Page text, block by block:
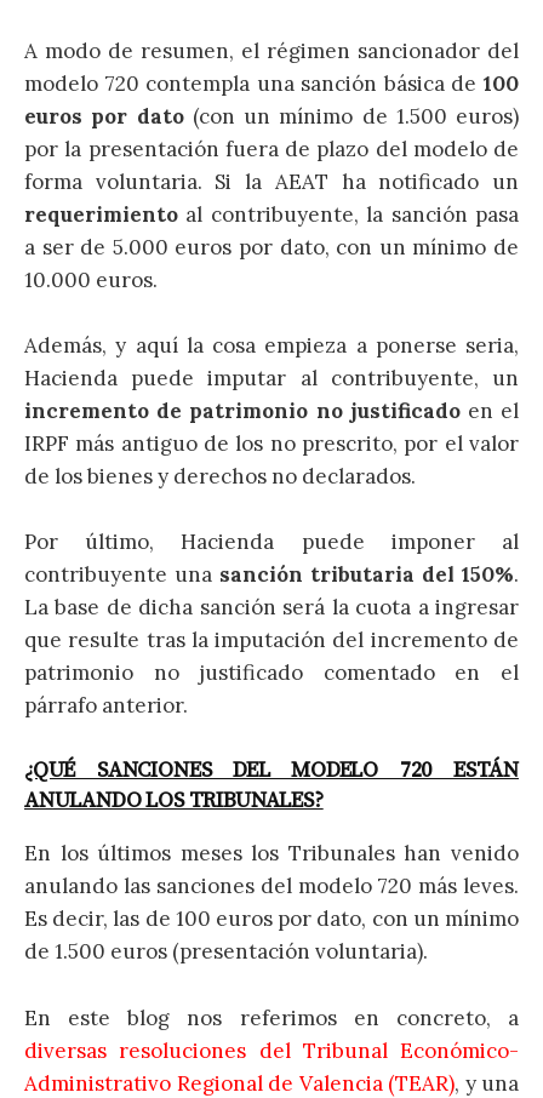
A modo de resumen, el régimen sancionador del
modelo 720 contempla una sanción básica de 100
euros por dato(con un mínimo de 1.500 euros)
por la presentación fuera de plazo del modelo de
forma voluntaria. Si la AEAT ha notificado un
requerimiento al contribuyente, la sanción pasa
a ser de 5.000 euros por dato, con un mínimo de
10.000 euros.
Además, y aquí la cosa empieza a ponerse seria,
Hacienda puede imputar al contribuyente, un
incremento de patrimonio no justificadoen el
IRPF más antiguo de los no prescrito, por el valor
de los bienes y derechos no declarados.
Por último, Hacienda puede imponer al
contribuyente una sanción tributaria del 150%.
La base de dicha sanción será la cuota a ingresar
que resulte tras la imputación del incremento de
patrimonio no justificado comentado en el
párrafo anterior.
¿QUÉ SANCIONES DEL MODELO 720 ESTÁN
ANULANDO LOS TRIBUNALES?
En los últimos meses los Tribunales han venido
anulando las sanciones del modelo 720 más leves.
Es decir, las de 100 euros por dato, con un mínimo
de 1.500 euros (presentación voluntaria).
En este blog nos referimos en concreto, a
diversas resoluciones del Tribunal Económico-
Administrativo Regional de Valencia (TEAR), y una